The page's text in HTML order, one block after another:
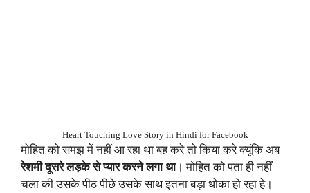
Heart Touching Love Story in Hindi for Facebook
मोहित को समझ में नहीं आ रहा था बह करे तो किया करे क्यूंकि अब
रेशमी दूसरे लड़के से प्यार करने लगा था। मोहित को पता ही नहीं
चला की उसके पीठ पीछे उसके साथ इतना बड़ा धोका हो रहा हे।